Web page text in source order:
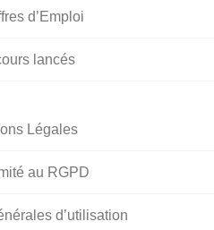
d’Emploi
lancés
Légales
au RGPD
d’utilisation